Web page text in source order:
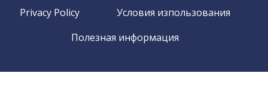
Privacy Policy
Условия изпользования
Полезная информация